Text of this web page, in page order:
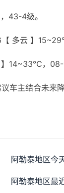
43-4级。
多云 】
14~33℃，08-
车主结合未来
阿勒泰地区今
阿勒泰地区最